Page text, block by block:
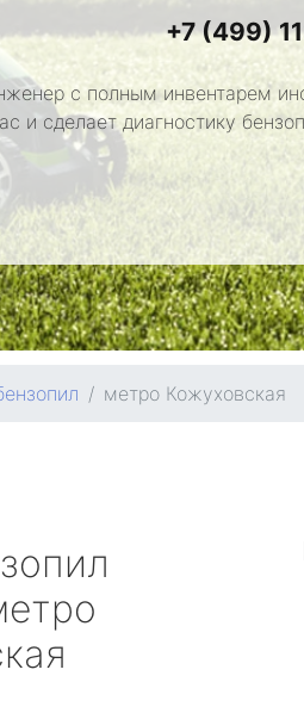
+7 (499)
с полным инвентарем
и сделает диагностику
метро Кожуховская